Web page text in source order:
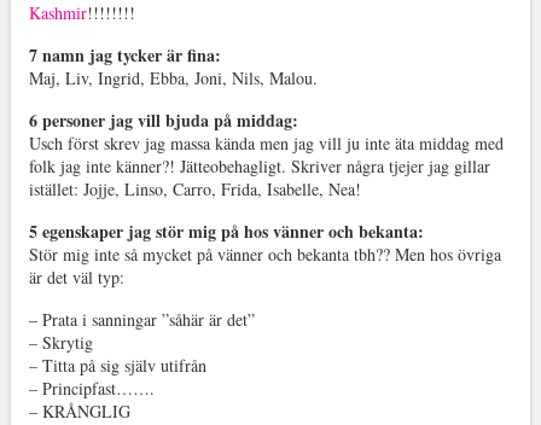
Kashmir!!!!!!!!
7 namn jag tycker är fina:
Maj, Liv, Ingrid, Ebba, Joni, Nils, Malou.
6 personer jag vill bjuda på middag:
Usch först skrev jag massa kända men jag vill ju inte äta middag med
folk jag inte känner?! Jätteobehagligt. Skriver några tjejer jag gillar
istället: Jojje, Linso, Carro, Frida, Isabelle, Nea!
5 egenskaper jag stör mig på hos vänner och bekanta:
Stör mig inte så mycket på vänner och bekanta tbh?? Men hos övriga
är det väl typ:
– Prata i sanningar ”såhär är det”
– Skrytig
– Titta på sig själv utifrån
– Principfast…….
– KRÅNGLIG